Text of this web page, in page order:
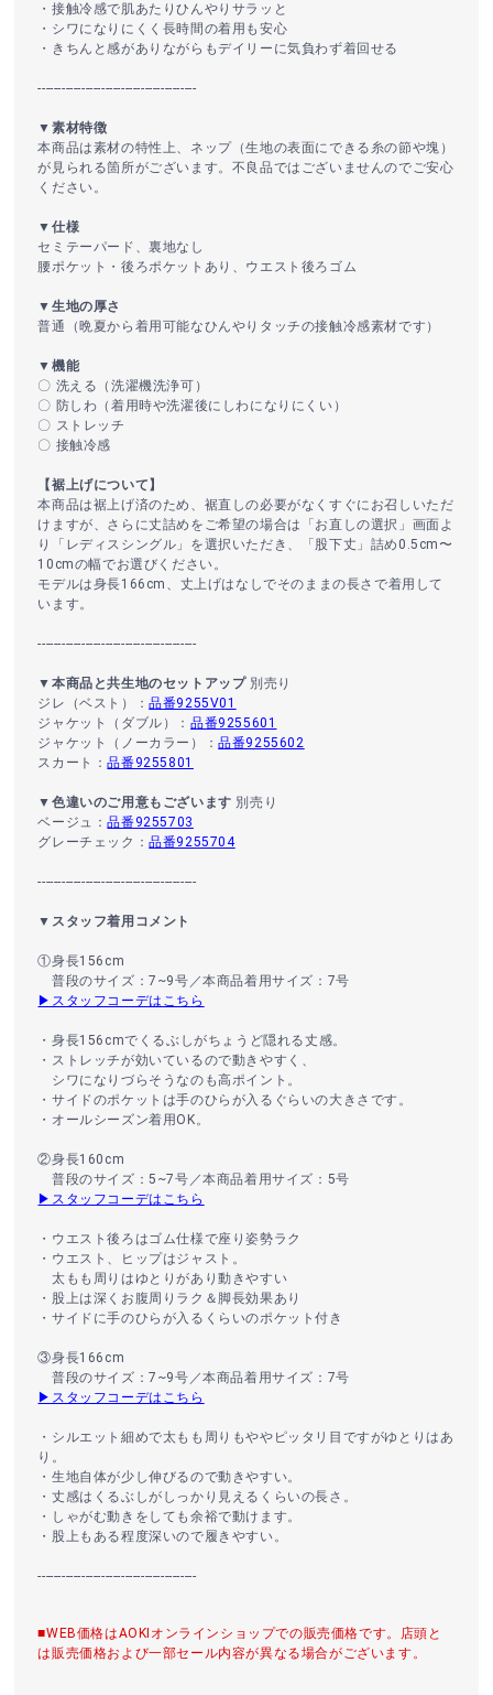
・接触冷感で肌あたりひんやりサラッと
・シワになりにくく長時間の着用も安心
・きちんと感がありながらもデイリーに気負わず着回せる
----------------------------------------
▼素材特徴
本商品は素材の特性上、ネップ（生地の表面にできる糸の節や塊）
が見られる箇所がございます。不良品ではございませんのでご安心
ください。
▼仕様
セミテーパード、裏地なし
腰ポケット・後ろポケットあり、ウエスト後ろゴム
▼生地の厚さ
普通（晩夏から着用可能なひんやりタッチの接触冷感素材です）
▼機能
〇 洗える（洗濯機洗浄可）
〇 防しわ（着用時や洗濯後にしわになりにくい）
〇 ストレッチ
〇 接触冷感
【裾上げについて】
本商品は裾上げ済のため、裾直しの必要がなくすぐにお召しいただ
けますが、さらに丈詰めをご希望の場合は「お直しの選択」画面よ
り「レディスシングル」を選択いただき、「股下丈」詰め0.5cm〜
10cmの幅でお選びください。
モデルは身長166cm、丈上げはなしでそのままの長さで着用して
います。
----------------------------------------
▼本商品と共生地のセットアップ別売り
ジレ（ベスト）：品番9255V01
ジャケット（ダブル）：品番9255601
ジャケット（ノーカラー）：品番9255602
スカート：品番9255801
▼色違いのご用意もございます 別売り
ベージュ：品番9255703
グレーチェック：品番9255704
----------------------------------------
▼スタッフ着用コメント
①身長156cm
普段のサイズ：7~9号／本商品着用サイズ：7号
▶スタッフコーデはこちら
・身長156cmでくるぶしがちょうど隠れる丈感。
・ストレッチが効いているので動きやすく、
シワになりづらそうなのも高ポイント。
・サイドのポケットは手のひらが入るぐらいの大きさです。
・オールシーズン着用OK。
②身長160cm
普段のサイズ：5~7号／本商品着用サイズ：5号
▶スタッフコーデはこちら
・ウエスト後ろはゴム仕様で座り姿勢ラク
・ウエスト、ヒップはジャスト。
太もも周りはゆとりがあり動きやすい
・股上は深くお腹周りラク＆脚長効果あり
・サイドに手のひらが入るくらいのポケット付き
③身長166cm
普段のサイズ：7~9号／本商品着用サイズ：7号
▶スタッフコーデはこちら
・シルエット細めで太もも周りもややピッタリ目ですがゆとりはあ
り。
・生地自体が少し伸びるので動きやすい。
・丈感はくるぶしがしっかり見えるくらいの長さ。
・しゃがむ動きをしても余裕で動けます。
・股上もある程度深いので履きやすい。
----------------------------------------
■WEB価格はAOKIオンラインショップでの販売価格です。店頭と
は販売価格および一部セール内容が異なる場合がございます。